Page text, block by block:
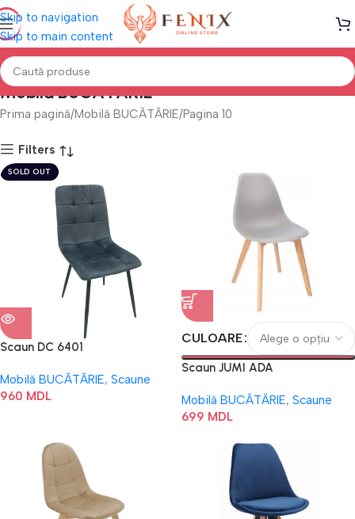
Skip to navigation
Skip to main content
Mobilă BUCĂTĂRIE
Prima pagină Mobilă BUCĂTĂRIE Pagina 10
Filters
SOLD OUT
Scaun DC 6401
Mobilă BUCĂTĂRIE, Scaune
960 MDL
CULOARE
Scaun JUMI ADA
Mobilă BUCĂTĂRIE, Scaune
699 MDL